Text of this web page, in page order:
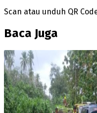
Scan atau unduh QR
Baca Juga